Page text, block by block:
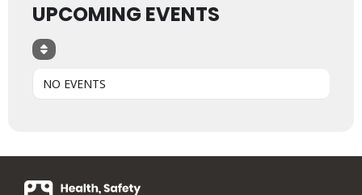
UPCOMING EVENTS
NO EVENTS